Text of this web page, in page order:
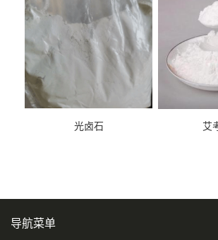
光卤石 艾
导航菜单